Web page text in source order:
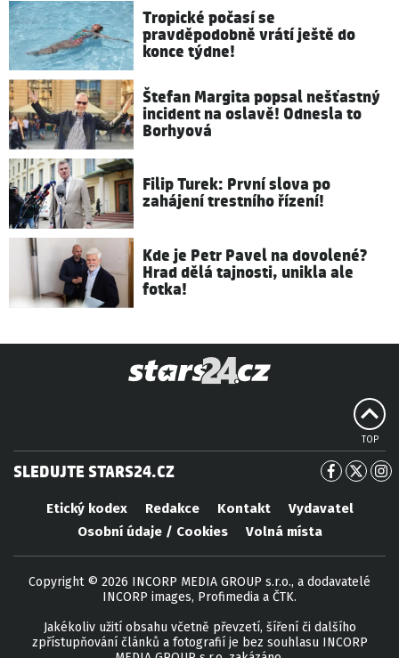
Tropické počasí se
pravděpodobně vrátí ještě do
konce týdne!
Štefan Margita popsal nešťastný
incident na oslavě! Odnesla to
Borhyová
Filip Turek: První slova po
zahájení trestního řízení!
Kde je Petr Pavel na dovolené?
Hrad dělá tajnosti, unikla ale
fotka!
TOP
SLEDUJTE STARS24.CZ
Etický kodex Redakce Kontakt
Vydavatel
Osobní údaje / Cookies
Volná místa
Copyright © 2026 INCORP MEDIA GROUP s.r.o., a dodavatelé
INCORP images, Profimedia a ČTK.
Jakékoliv užití obsahu včetně převzetí, šíření či dalšího
zpřístupňování článků a fotografií je bez souhlasu INCORP